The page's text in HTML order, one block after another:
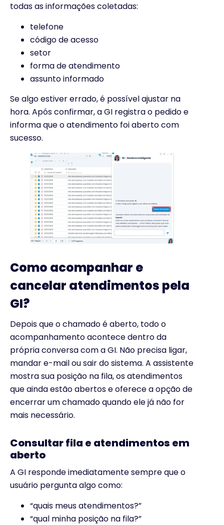
todas as informações coletadas:
telefone
código de acesso
setor
forma de atendimento
assunto informado
Se algo estiver errado, é possível ajustar na
hora. Após confirmar, a GI registra o pedido e
informa que o atendimento foi aberto com
sucesso.
Como acompanhar e
cancelar atendimentos pela
GI?
Depois que o chamado é aberto, todo o
acompanhamento acontece dentro da
própria conversa com a GI. Não precisa ligar,
mandar e-mail ou sair do sistema. A assistente
mostra sua posição na fila, os atendimentos
que ainda estão abertos e oferece a opção de
encerrar um chamado quando ele já não for
mais necessário.
Consultar fila e atendimentos em
aberto
A GI responde imediatamente sempre que o
usuário pergunta algo como:
“quais meus atendimentos?”
“qual minha posição na fila?”